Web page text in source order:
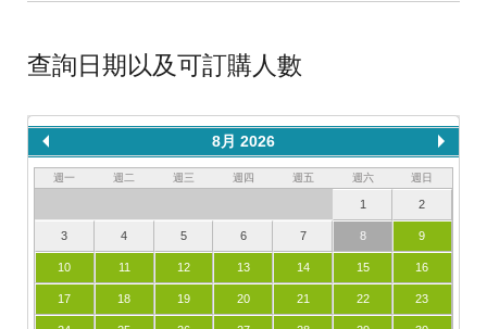
查詢日期以及可訂購人數